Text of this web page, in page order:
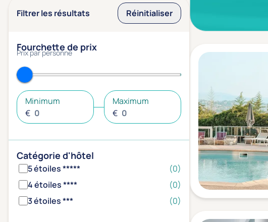
Filtrer les résultats Réinitialiser
Fourchette de prix
Prix par personne
Minimum
€
Maximum
€
Catégorie d'hôtel
5 étoiles *****
(0)
4 étoiles ****
(0)
3 étoiles ***
(0)